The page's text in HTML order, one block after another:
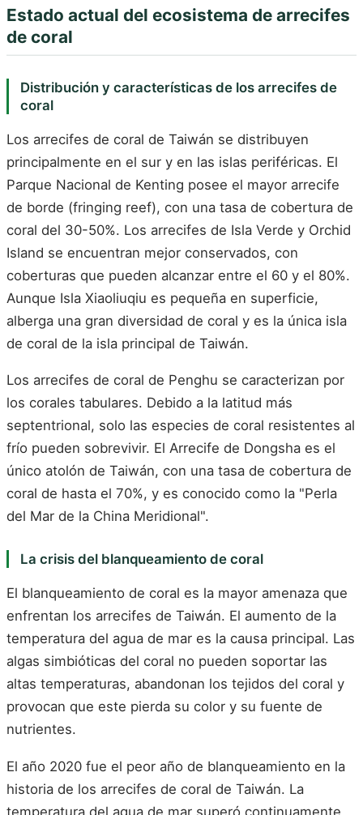
Estado actual del ecosistema de arrecifes
de coral
Distribución y características de los arrecifes de
coral
Los arrecifes de coral de Taiwán se distribuyen
principalmente en el sur y en las islas periféricas. El
Parque Nacional de Kenting posee el mayor arrecife
de borde (fringing reef), con una tasa de cobertura de
coral del 30-50%. Los arrecifes de Isla Verde y Orchid
Island se encuentran mejor conservados, con
coberturas que pueden alcanzar entre el 60 y el 80%.
Aunque Isla Xiaoliuqiu es pequeña en superficie,
alberga una gran diversidad de coral y es la única isla
de coral de la isla principal de Taiwán.
Los arrecifes de coral de Penghu se caracterizan por
los corales tabulares. Debido a la latitud más
septentrional, solo las especies de coral resistentes al
frío pueden sobrevivir. El Arrecife de Dongsha es el
único atolón de Taiwán, con una tasa de cobertura de
coral de hasta el 70%, y es conocido como la "Perla
del Mar de la China Meridional".
La crisis del blanqueamiento de coral
El blanqueamiento de coral es la mayor amenaza que
enfrentan los arrecifes de Taiwán. El aumento de la
temperatura del agua de mar es la causa principal. Las
algas simbióticas del coral no pueden soportar las
altas temperaturas, abandonan los tejidos del coral y
provocan que este pierda su color y su fuente de
nutrientes.
El año 2020 fue el peor año de blanqueamiento en la
historia de los arrecifes de coral de Taiwán. La
temperatura del agua de mar superó continuamente